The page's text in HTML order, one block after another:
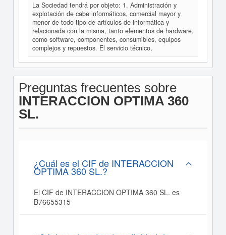
La Sociedad tendrá por objeto: 1. Administración y
explotación de cabe informáticos, comercial mayor y
menor de todo tipo de artículos de informática y
relacionada con la misma, tanto elementos de hardware,
como software, componentes, consumibles, equipos
complejos y repuestos. El servicio técnico,
Preguntas frecuentes sobre
INTERACCION OPTIMA 360
SL.
¿Cuál es el CIF de INTERACCION
OPTIMA 360 SL.?
El CIF de INTERACCION OPTIMA 360 SL. es
B76655315